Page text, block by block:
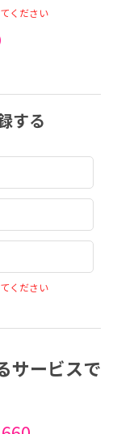
ください
する
ください
サービスで